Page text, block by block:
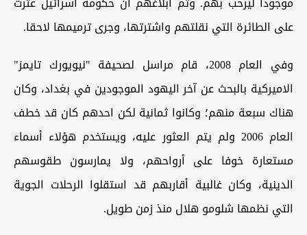
على الطائرة التي نقلتهم واشترتها، وجرى ترميمها لاحقا.
وفي العام 2008، قام مراسل لصحيفة "نيويورك تايمز"
الاميركية بالبحث عن آخر اليهود الموجودين في بغداد، وكان
هناك سبعة منهم؛ وكانوا ثمانية لكن احدهم كان قد خطف
العام 2006 ولم يتم العثور عليه، ويستخدم هؤلاء أسماء
مستعارة خوفا على أرواحهم، ولا يمارسون طقوسهم
الدينية، وكان غالبية أقاربهم قد استقلوا الرحلات الجوية
التي نظمها شلومو هلال منذ زمن طويل.